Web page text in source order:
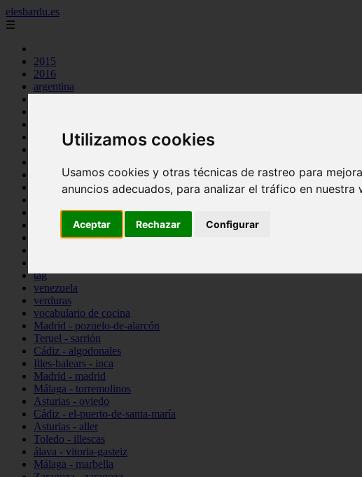
Utilizamos cookies
Usamos cookies y otras técnicas de rastreo para
anuncios adecuados, para analizar el tráfico en
Aceptar Rechazar Configurar
elesbardu.es
☰
2015
2016
argentina
cocina casera
comidas
huevos
mariscos
postres
tag
venezuela
verduras
vocabulario de cocina
Madrid - pozuelo-de-alarcón
Teruel - sarrión
Cádiz - algodonales
Illes-balears - inca
Madrid - madrid
Málaga - torremolinos
Asturias - oviedo
Cádiz - el-puerto-de-santa-maría
Asturias - aller
Toledo - illescas
álava - vitoria-gasteiz
Málaga - marbella